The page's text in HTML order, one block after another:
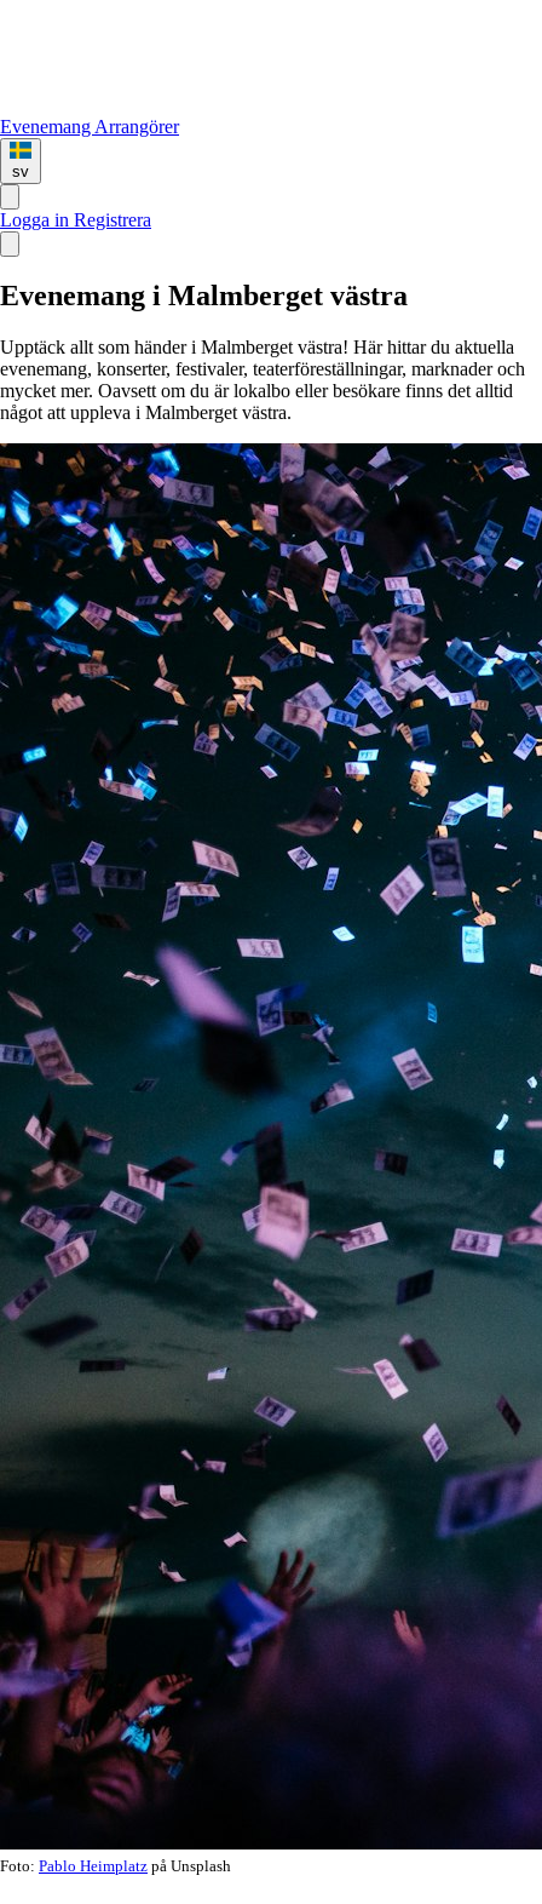
Evenemang Arrangörer
sv
Logga in Registrera
Evenemang i Malmberget västra
Upptäck allt som händer i Malmberget västra! Här hittar du aktuella
evenemang, konserter, festivaler, teaterföreställningar, marknader och
mycket mer. Oavsett om du är lokalbo eller besökare finns det alltid
något att uppleva i Malmberget västra.
Foto: Pablo Heimplatz på Unsplash